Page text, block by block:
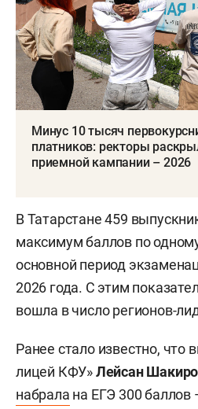
Минус 10 тысяч
платников: ректоры
приемной кампании – 2026
В Татарстане 459
максимум баллов по
основной период
2026 года. С этим
вошла в число регионов-
Ранее стало известно, что
лицей КФУ»Лейсан
набрала на ЕГЭ 300 баллов